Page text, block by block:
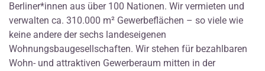
Berliner*innen aus über 100 Nationen. Wir vermieten und
verwalten ca. 310.000 m² Gewerbeflächen – so viele wie
keine andere der sechs landeseigenen
Wohnungsbaugesellschaften. Wir stehen für bezahlbaren
Wohn- und attraktiven Gewerberaum mitten in der